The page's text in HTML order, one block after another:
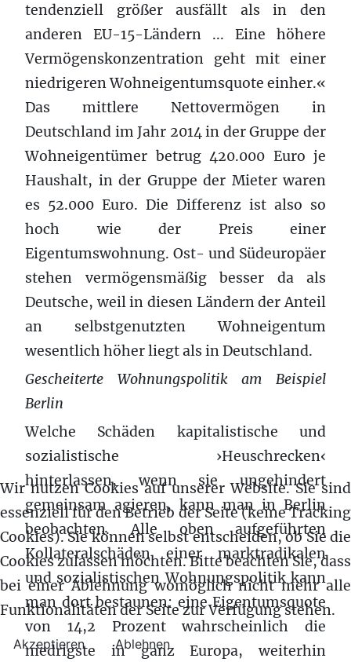
tendenziell größer ausfällt als in den
anderen EU-15-Ländern ... Eine höhere
Vermögenskonzentration geht mit einer
niedrigeren Wohneigentumsquote einher.«
Das mittlere Nettovermögen in
Deutschland im Jahr 2014 in der Gruppe der
Wohneigentümer betrug 420.000 Euro je
Haushalt, in der Gruppe der Mieter waren
es 52.000 Euro. Die Differenz ist also so
hoch wie der Preis einer
Eigentumswohnung. Ost- und Südeuropäer
stehen vermögensmäßig besser da als
Deutsche, weil in diesen Ländern der Anteil
an selbstgenutzten Wohneigentum
wesentlich höher liegt als in Deutschland.
Gescheiterte Wohnungspolitik am Beispiel
Berlin
Welche Schäden kapitalistische und
sozialistische ›Heuschrecken‹
hinterlassen, wenn sie ungehindert
gemeinsam agieren, kann man in Berlin
beobachten. Alle oben aufgeführten
Kollateralschäden einer marktradikalen
und sozialistischen Wohnungspolitik kann
man dort bestaunen: eine Eigentumsquote
von 14,2 Prozent wahrscheinlich die
niedrigste in ganz Europa, weiterhin
Wir nutzen Cookies auf unserer Website. Sie sind
essenziell für den Betrieb der Seite (keine Tracking
Cookies). Sie können selbst entscheiden, ob Sie die
Cookies zulassen möchten. Bitte beachten Sie, dass
bei einer Ablehnung womöglich nicht mehr alle
Funktionalitäten der Seite zur Verfügung stehen.
Akzeptieren Ablehnen